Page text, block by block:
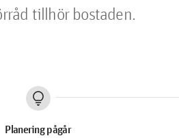
tillhör bostaden.
lightbulb
Planering pågår